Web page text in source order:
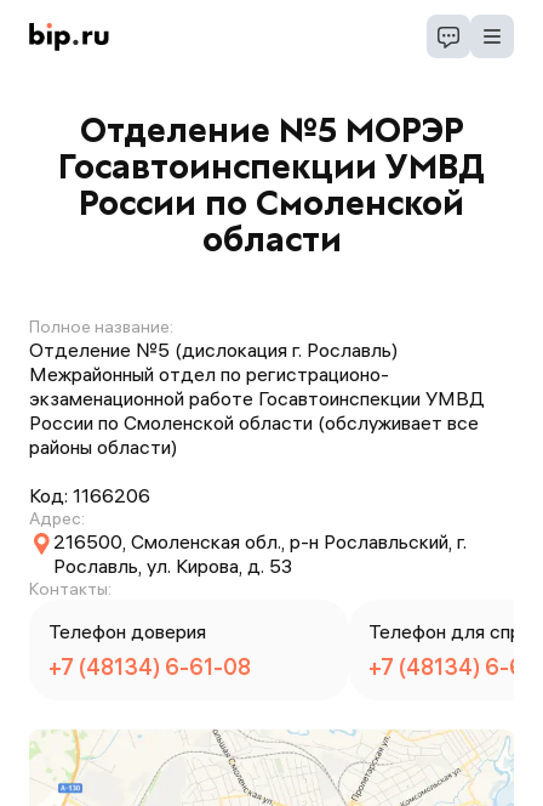
Отделение №5 МОРЭР
Госавтоинспекции УМВД
России по Смоленской
области
Полное название:
Отделение №5 (дислокация г. Рославль)
Межрайонный отдел по регистрационо-
экзаменационной работе Госавтоинспекции УМВД
России по Смоленской области (обслуживает все
районы области)
Код: 1166206
Адрес:
216500, Смоленская обл., р-н Рославльский, г.
Рославль, ул. Кирова, д. 53
Контакты:
Телефон доверия
+7 (48134) 6-61-08
Телефон для
+7 (48134) 6-